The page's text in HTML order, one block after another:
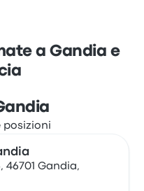
a Gandia e
46701 Gandia,